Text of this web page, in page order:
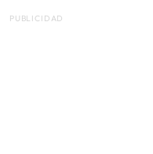
PUBLICIDAD